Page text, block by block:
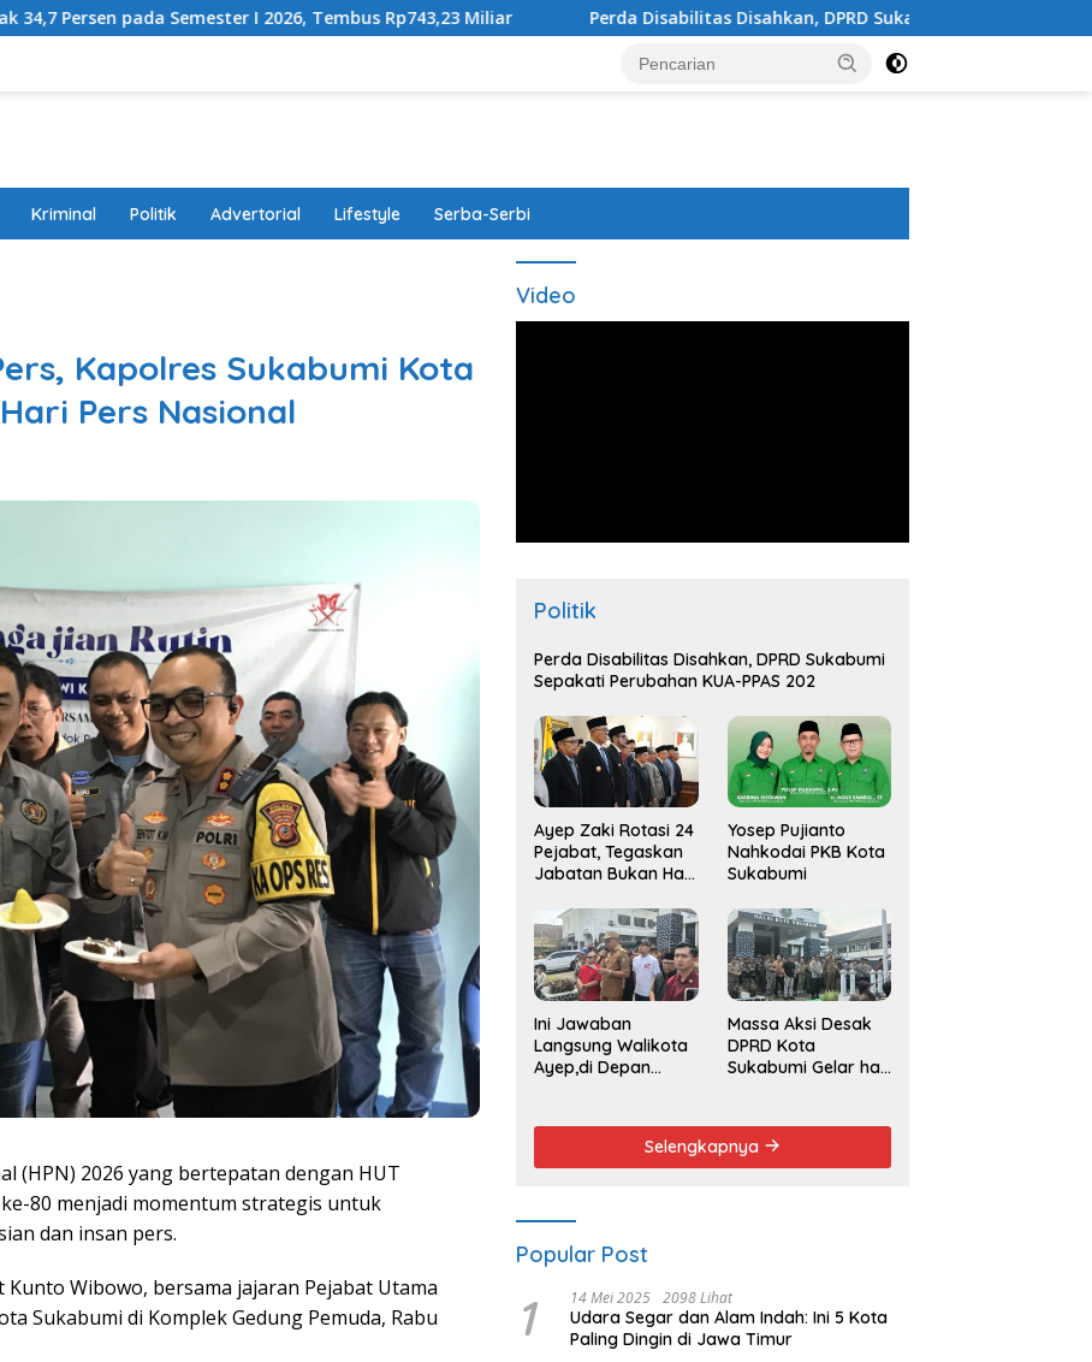
I 2026, Tembus Rp743,23 Miliar Perda Disabilitas Disahkan, DPRD Sukabumi Sepakati Perubahan KUA-PPAS 202
Kriminal Politik Advertorial Lifestyle Serba-Serbi
Kapolres Sukabumi Kota
Pers Nasional
(HPN) 2026 yang bertepatan dengan HUT
80 menjadi momentum strategis untuk
dan insan pers.
Kunto Wibowo, bersama jajaran Pejabat Utama
Sukabumi di Komplek Gedung Pemuda, Rabu
Video
Politik
Perda Disabilitas Disahkan, DPRD Sukabumi
Sepakati Perubahan KUA-PPAS 202
Ayep Zaki Rotasi 24
Pejabat, Tegaskan
Jabatan Bukan Hak
Yosep Pujianto
Nahkodai PKB Kota
Sukabumi
Ini Jawaban
Langsung Walikota
Ayep,di Depan
Massa Aksi Desak
DPRD Kota
Sukabumi Gelar hak
Walikota
Selengkapnya
Popular Post
1 14 Mei 2025 2098 Lihat
Udara Segar dan Alam Indah: Ini 5 Kota
Paling Dingin di Jawa Timur